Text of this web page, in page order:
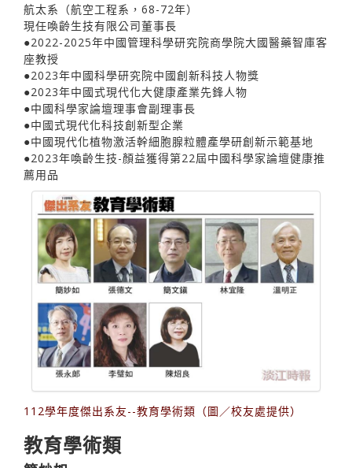
航太系（航空工程系，68-72年）
現任喚齡生技有限公司董事長
●2022-2025年中國管理科學研究院商學院大國醫藥智庫客
座教授
●2023年中國科學研究院中國創新科技人物獎
●2023年中國式現代化大健康產業先鋒人物
●中國科學家論壇理事會副理事長
●中國式現代化科技創新型企業
●中國現代化植物激活幹細胞腺粒體產學研創新示範基地
●2023年喚齡生技-顏益獲得第22屆中國科學家論壇健康推
薦用品
112學年度傑出系友--教育學術類（圖／校友處提供）
教育學術類